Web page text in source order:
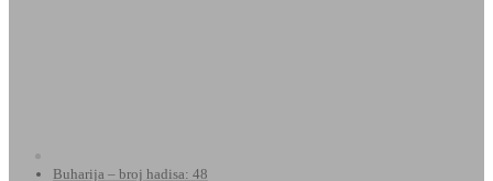
Buharija – broj hadisa: 48